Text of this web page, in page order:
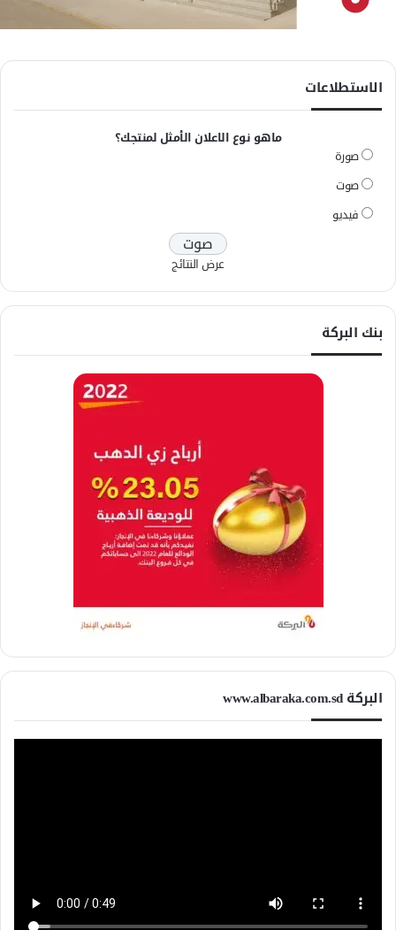
الاستطلاعات
ماهو نوع الاعلان الأمثل لمنتجك؟
صورة
صوت
فيديو
عرض النتائج
بنك البركة
البركة www.albaraka.com.sd